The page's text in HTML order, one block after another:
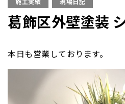
葛飾区外壁塗装
本日も営業しております。